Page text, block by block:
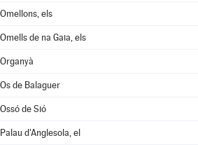
Omellons, els
Omells de na Gaia, els
Organyà
Os de Balaguer
Ossó de Sió
Palau d'Anglesola, el